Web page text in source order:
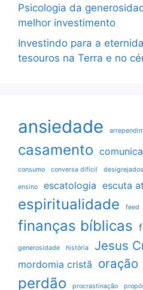
Psicologia da
melhor investimento
Investindo para a
tesouros na Terra e no
ansiedade
casamento
consumo conversa difícil desigrejados
ensino escatologia escuta
espiritualidade feed
finanças bíblicas
generosidade história Jesus
mordomia cristã oração
perdão procrastinação